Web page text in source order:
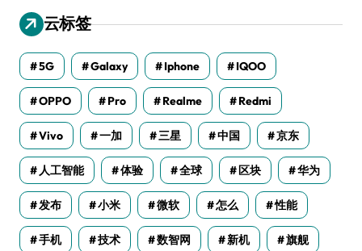
云标签
5G Galaxy Iphone IQOO
OPPO Pro Realme Redmi
Vivo 一加 三星 中国 京东
人工智能 体验 全球 区块 华为
发布 小米 微软 怎么 性能
手机 技术 数智网 新机 旗舰